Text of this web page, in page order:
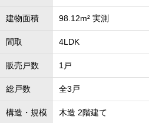
建物面積 98.12m² 実測
間取 4LDK
販売戸数 1戸
総戸数 全3戸
構造・規模 木造 2階建て